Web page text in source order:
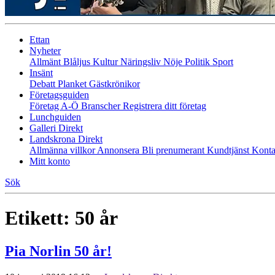
Ettan
Nyheter
Allmänt Blåljus KulturNäringsliv Nöje Politik Sport
Insänt
Debatt Planket Gästkrönikor
Företagsguiden
Företag A-Ö BranscherRegistrera ditt företag
Lunchguiden
Galleri Direkt
Landskrona Direkt
Allmänna villkorAnnonsera Bli prenumerant Kundtjänst
Mitt konto
Sök
Etikett: 50 år
Pia Norlin 50 år!